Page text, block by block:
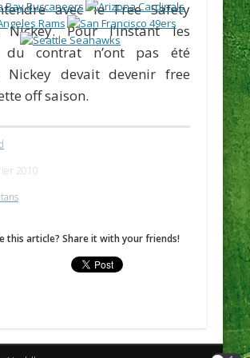
avec le Free Safety
Nickey. Pour l’instant les
du contrat n’ont pas été
Nickey devait devenir free
off saison.
2010
this article? Share it with your friends!